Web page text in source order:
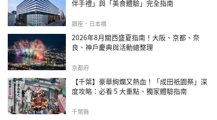
伴手禮」與「美食體驗」完全指南
銀座・日本橋
2026年8月關西盛夏指南！大阪、京都、奈
良、神戶慶典與活動總整理
京都府
【千葉】豪華絢爛又熱血！「成田祇園祭」深
度攻略：必看 5 大重點、獨家體驗指南
千葉縣